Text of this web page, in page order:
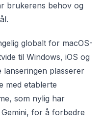
brukerens behov og
globalt for macOS-
til Windows, iOS og
plasserer
med etablerte
som nylig har
for å forbedre